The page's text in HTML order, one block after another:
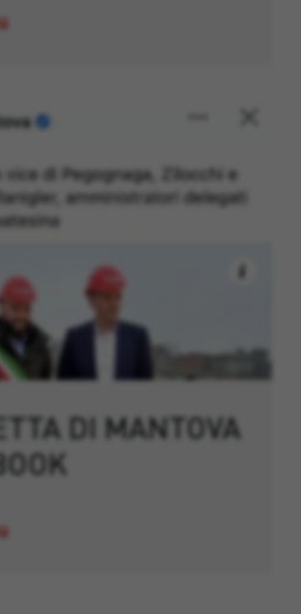
DI MANTOVA